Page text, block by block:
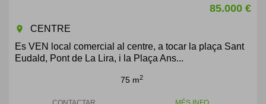
85.000 €
room
CENTRE
Es VEN local comercial al centre, a tocar la plaça Sant
Eudald, Pont de La Lira, i la Plaça Ans...
75 m2